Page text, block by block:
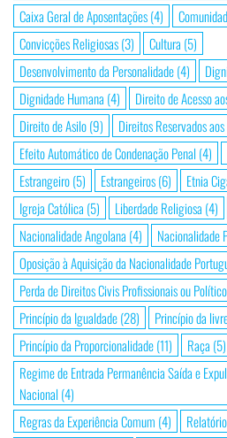
Caixa Geral de Aposentações(4)
Convicções Religiosas(3) Cultura (5)
Desenvolvimento da Personalidade(4)
Dignidade Humana (4) Direito de Acesso
Direito de Asilo(9) Direitos Reservados
Efeito Automático de Condenação Penal (4)
Estrangeiro(5) Estrangeiros(6) Etnia
Igreja Católica (5) Liberdade Religiosa (4)
Nacionalidade Angolana (4) Nacionalidade
Oposição à Aquisição da Nacionalidade
Perda de Direitos Civis Profissionais ou
Princípio da Igualdade(28) Princípio da
Princípio da Proporcionalidade(11) Raça (5)
Regime de Entrada Permanência Saída e
Nacional (4)
Regras da Experiência Comum (4)